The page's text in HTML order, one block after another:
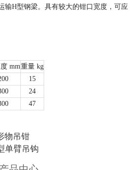
输H型钢梁。具有较大的钳口宽度，可应
mm重量 kg
15
24
47
物吊钳
单臂吊钩